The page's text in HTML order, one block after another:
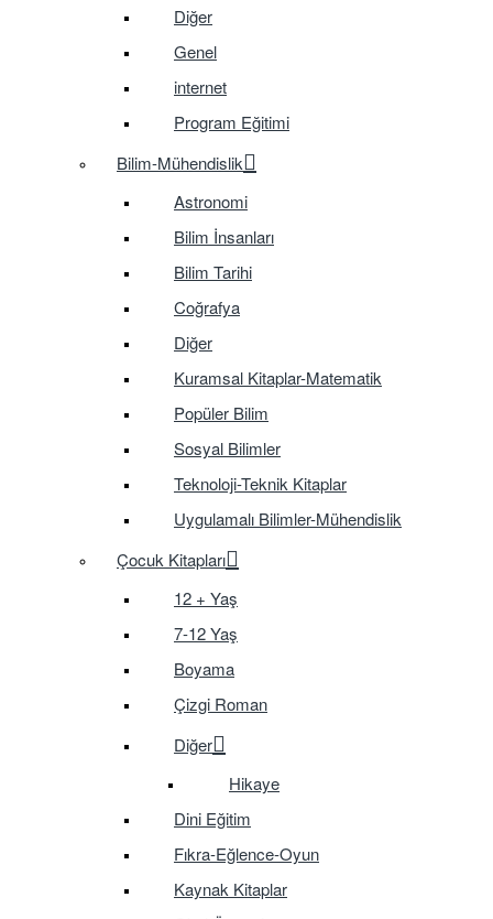
Diğer
Genel
internet
Program Eğitimi
Bilim-Mühendislik
Astronomi
Bilim İnsanları
Bilim Tarihi
Coğrafya
Diğer
Kuramsal Kitaplar-Matematik
Popüler Bilim
Sosyal Bilimler
Teknoloji-Teknik Kitaplar
Uygulamalı Bilimler-Mühendislik
Çocuk Kitapları
12 + Yaş
7-12 Yaş
Boyama
Çizgi Roman
Diğer
Hikaye
Dini Eğitim
Fıkra-Eğlence-Oyun
Kaynak Kitaplar